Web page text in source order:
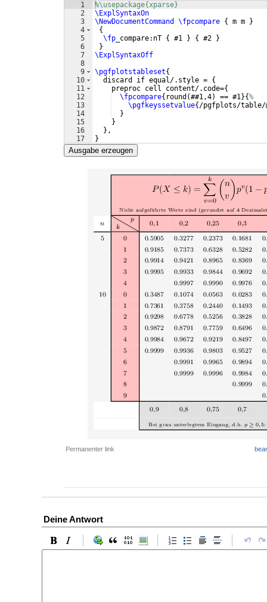
1
2
3
4
5
6
7
8
9
10
11
12
13
14
15
16
17
%\usepackage{xparse}
\ExplSyntaxOn
\NewDocumentCommand
\fpcompare { m m
}
{
\fp _compare:nT { #1 } { #2
}
}
\ExplSyntaxOff
\pgfplotstableset{
  discard if equal/.style =
{
    preproc cell content/.code=
{
\fpcompare{ round (##1,4) == #1}{%
\pgfkeyssetvalue{ /pgfplots/table/
}
}
} ,
}
Ausgabe erzeugen
Permanenter link
Deine Antwort